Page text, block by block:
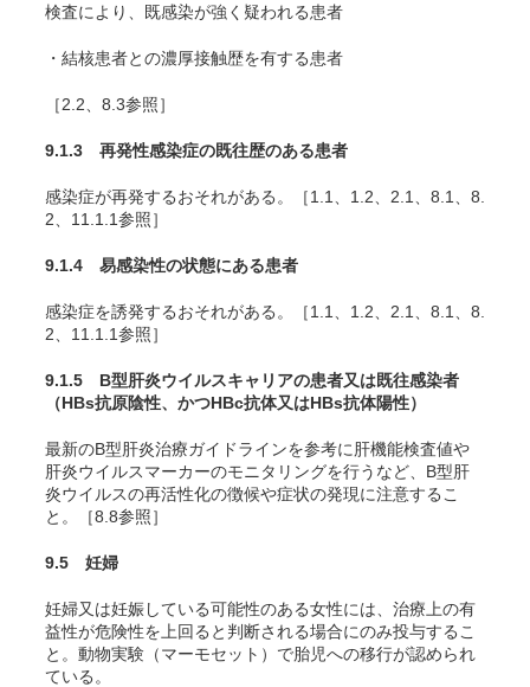
検査により、既感染が強く疑われる患者
・結核患者との濃厚接触歴を有する患者
［2.2、8.3参照］
9.1.3 再発性感染症の既往歴のある患者
感染症が再発するおそれがある。［1.1、1.2、2.1、8.1、8.
2、11.1.1参照］
9.1.4 易感染性の状態にある患者
感染症を誘発するおそれがある。［1.1、1.2、2.1、8.1、8.
2、11.1.1参照］
9.1.5 B型肝炎ウイルスキャリアの患者又は既往感染者
（HBs抗原陰性、かつHBc抗体又はHBs抗体陽性）
最新のB型肝炎治療ガイドラインを参考に肝機能検査値や
肝炎ウイルスマーカーのモニタリングを行うなど、B型肝
炎ウイルスの再活性化の徴候や症状の発現に注意するこ
と。［8.8参照］
9.5 妊婦
妊婦又は妊娠している可能性のある女性には、治療上の有
益性が危険性を上回ると判断される場合にのみ投与するこ
と。動物実験（マーモセット）で胎児への移行が認められ
ている。